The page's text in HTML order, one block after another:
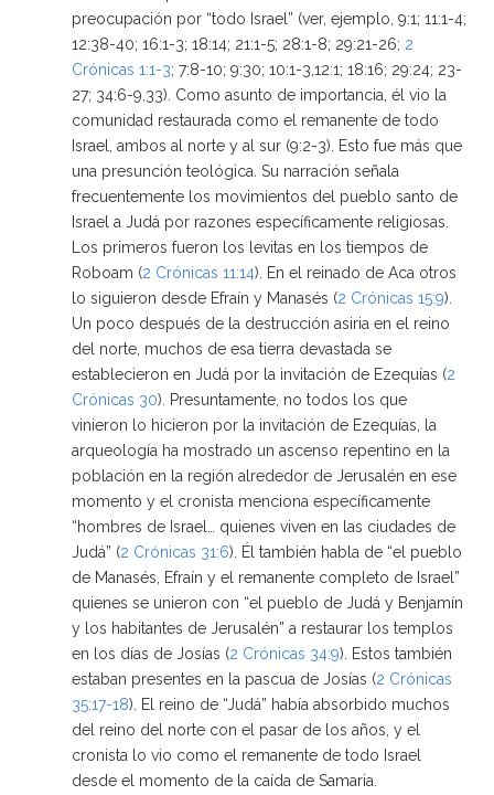
preocupación por “todo Israel” (ver, ejemplo, 9:1; 11:1-4;
12:38-40; 16:1-3; 18:14; 21:1-5; 28:1-8; 29:21-26; 2
Crónicas 1:1-3; 7:8-10; 9:30; 10:1-3,12:1; 18:16; 29:24; 23-
27; 34:6-9,33). Como asunto de importancia, él vio la
comunidad restaurada como el remanente de todo
Israel, ambos al norte y al sur (9:2-3). Esto fue más que
una presunción teológica. Su narración señala
frecuentemente los movimientos del pueblo santo de
Israel a Judá por razones específicamente religiosas.
Los primeros fueron los levitas en los tiempos de
Roboam (2 Crónicas 11:14). En el reinado de Aca otros
lo siguieron desde Efraín y Manasés (2 Crónicas 15:9).
Un poco después de la destrucción asiria en el reino
del norte, muchos de esa tierra devastada se
establecieron en Judá por la invitación de Ezequías (2
Crónicas 30). Presuntamente, no todos los que
vinieron lo hicieron por la invitación de Ezequías, la
arqueología ha mostrado un ascenso repentino en la
población en la región alrededor de Jerusalén en ese
momento y el cronista menciona específicamente
“hombres de Israel… quienes viven en las ciudades de
Judá” (2 Crónicas 31:6). Él también habla de “el pueblo
de Manasés, Efraín y el remanente completo de Israel”
quienes se unieron con “el pueblo de Judá y Benjamín
y los habitantes de Jerusalén” a restaurar los templos
en los días de Josías (2 Crónicas 34:9). Estos también
estaban presentes en la pascua de Josías (2 Crónicas
35:17-18). El reino de “Judá” había absorbido muchos
del reino del norte con el pasar de los años, y el
cronista lo vio como el remanente de todo Israel
desde el momento de la caída de Samaria.